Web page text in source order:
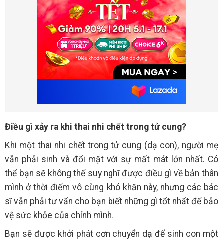
Điều gì xảy ra khi thai nhi chết trong tử cung?
Khi một thai nhi chết trong tử cung (dạ con), người mẹ
vẫn phải sinh và đối mặt với sự mất mát lớn nhất. Có
thể bạn sẽ không thể suy nghĩ được điều gì về bản thân
mình ở thời điểm vô cùng khó khăn này, nhưng các bác
sĩ vẫn phải tư vấn cho bạn biết những gì tốt nhất để bảo
vệ sức khỏe của chính mình.
Bạn sẽ được khởi phát cơn chuyển dạ để sinh con một